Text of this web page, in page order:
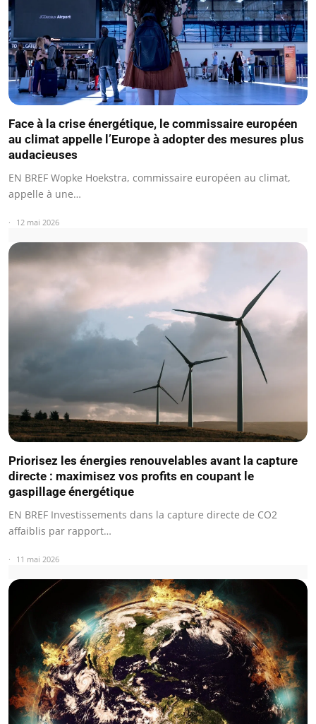
Face à la crise énergétique, le commissaire européen
au climat appelle l’Europe à adopter des mesures plus
audacieuses
EN BREF Wopke Hoekstra, commissaire européen au climat,
appelle à une…
12 mai 2026
Priorisez les énergies renouvelables avant la capture
directe : maximisez vos profits en coupant le
gaspillage énergétique
EN BREF Investissements dans la capture directe de CO2
affaiblis par rapport…
11 mai 2026